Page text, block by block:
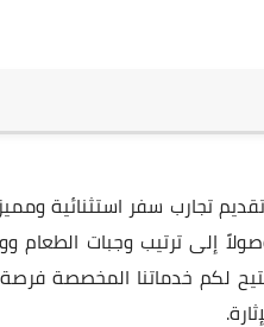
تجارب سفر استثنائية
إلى ترتيب وجبات
لكم خدماتنا المخصصة